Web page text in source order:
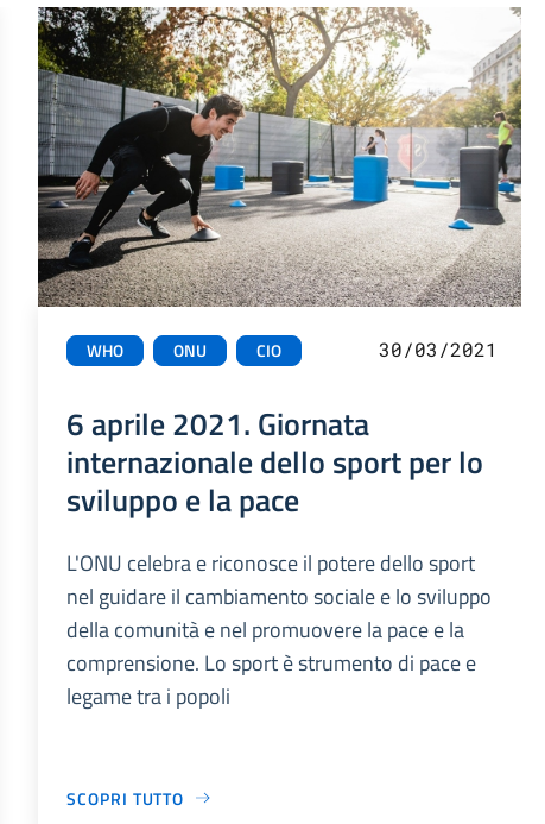
WHO ONU CIO 30/03/2021
6 aprile 2021. Giornata
internazionale dello sport per lo
sviluppo e la pace
L'ONU celebra e riconosce il potere dello sport
nel guidare il cambiamento sociale e lo sviluppo
della comunità e nel promuovere la pace e la
comprensione. Lo sport è strumento di pace e
legame tra i popoli
SCOPRI TUTTO